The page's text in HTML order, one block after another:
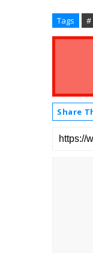
Tags #
Share